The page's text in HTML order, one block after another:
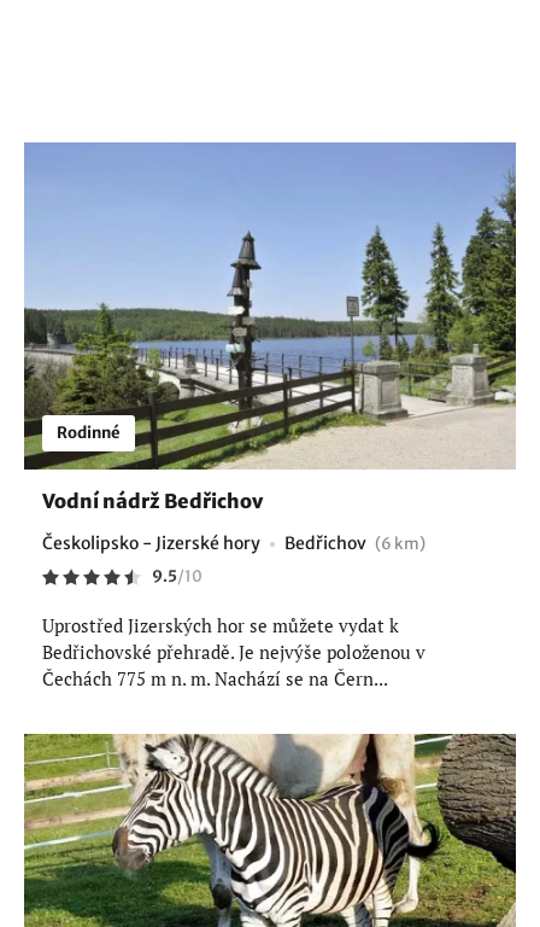
Rodinné
Vodní nádrž Bedřichov
Českolipsko - Jizerské hory Bedřichov (6 km)
9.5/10
Uprostřed Jizerských hor se můžete vydat k
Bedřichovské přehradě. Je nejvýše položenou v
Čechách 775 m n. m. Nachází se na Čern...